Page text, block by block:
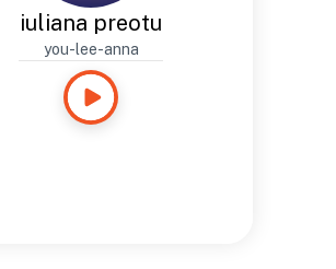
iuliana preotu
you-lee-anna